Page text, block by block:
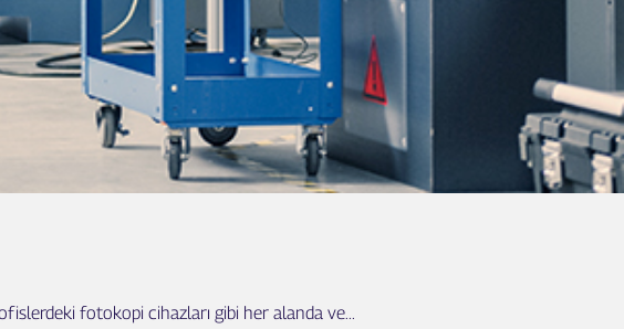
fotokopi cihazları gibi her alanda ve...